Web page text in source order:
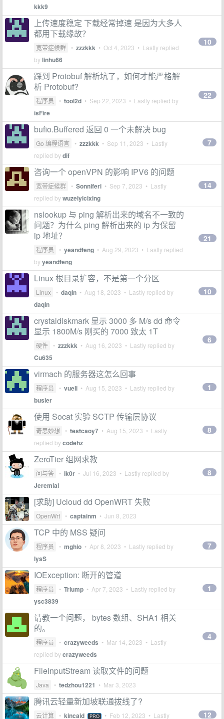
kkk9
上传速度稳定 下载经常掉速 是因为大多人
都用下载缘故？
宽带症候群 • zzzkkk • Oct 4, 2023 • Lastly replied
bylinhu66
10
踩到 Protobuf 解析坑了，如何才能严格解
析 Protobuf?
程序员 • tool2d • Sep 22, 2023 • Lastly replied by
isFire
22
bufio.Buffered 返回 0 一个未解决 bug
Go 编程语言 • zzzkkk • Sep 11, 2023 • Lastly
replied bydif
7
咨询一个 openVPN 的影响 IPV6 的问题
宽带症候群 • Sonniferi • Sep 7, 2023 • Lastly
replied bywuzeiyicixing
14
nslookup 与 ping 解析出来的域名不一致的
问题？为什么 ping 解析出来的 ip 为保留
ip 地址？
程序员 • yeandfeng • Aug 29, 2023 • Lastly replied
byyeandfeng
21
Linux 根目录扩容，不是第一个分区
Linux • daqin • Aug 18, 2023 • Lastly replied by
daqin
10
crystaldiskmark 显示 3000 多 M/s dd 命令
显示 1800M/s 刚买的 7000 致太 1T
硬件 • zzzkkk • Aug 16, 2023 • Lastly replied by
Cu635
6
virmach 的服务器这怎么回事
程序员 • vueli • Aug 15, 2023 • Lastly replied by
busier
1
使用 Socat 实验 SCTP 传输层协议
奇思妙想 • testcaoy7 • Aug 15, 2023 • Lastly
replied bycodehz
8
ZeroTier 组网求教
问与答 • ik0r • Jul 16, 2023 • Lastly replied by
Jeremial
8
[求助] Ucloud dd OpenWRT 失败
OpenWrt • captainm • Jun 8, 2023
TCP 中的 MSS 疑问
程序员 • mghio • Apr 8, 2023 • Lastly replied by
lysS
7
IOException: 断开的管道
程序员 • Triump • Apr 7, 2023 • Lastly replied by
ysc3839
1
请教一个问题， bytes 数组、SHA1 相关
的。
程序员 • crazyweeds • Mar 14, 2023 • Lastly
replied bycrazyweeds
4
FileInputStream 读取文件的问题
Java • tedzhou1221 • Mar 3, 2023
腾讯云轻量新加坡联通拔线了?
云计算 • kincaid PRO • Feb 12, 2023 • Lastly 12